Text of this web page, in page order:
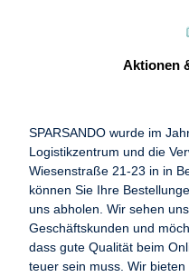
Aktionen
SPARSANDO wurde im
Logistikzentrum und die
Wiesenstraße 21-23 in in
können Sie Ihre
uns abholen. Wir sehen
Geschäftskunden und
dass gute Qualität beim
teuer sein muss. Wir